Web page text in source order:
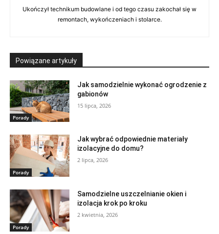
Ukończył technikum budowlane i od tego czasu zakochał się w
remontach, wykończeniach i stolarce.
Powiązane artykuły
Porady
Jak samodzielnie wykonać ogrodzenie z
gabionów
15 lipca, 2026
Porady
Jak wybrać odpowiednie materiały
izolacyjne do domu?
2 lipca, 2026
Porady
Samodzielne uszczelnianie okien i
izolacja krok po kroku
2 kwietnia, 2026